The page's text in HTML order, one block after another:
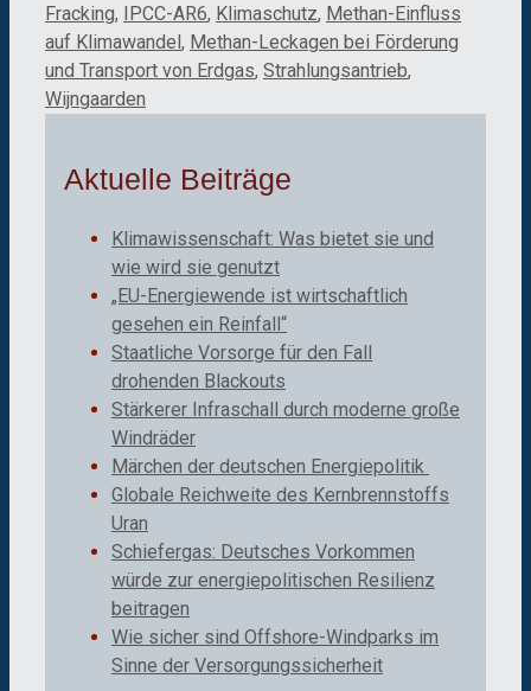
Fracking, IPCC-AR6, Klimaschutz, Methan-Einfluss
auf Klimawandel, Methan-Leckagen bei Förderung
und Transport von Erdgas, Strahlungsantrieb,
Wijngaarden
Aktuelle Beiträge
Klimawissenschaft: Was bietet sie und
wie wird sie genutzt
„EU-Energiewende ist wirtschaftlich
gesehen ein Reinfall“
Staatliche Vorsorge für den Fall
drohenden Blackouts
Stärkerer Infraschall durch moderne große
Windräder
Märchen der deutschen Energiepolitik
Globale Reichweite des Kernbrennstoffs
Uran
Schiefergas: Deutsches Vorkommen
würde zur energiepolitischen Resilienz
beitragen
Wie sicher sind Offshore-Windparks im
Sinne der Versorgungssicherheit